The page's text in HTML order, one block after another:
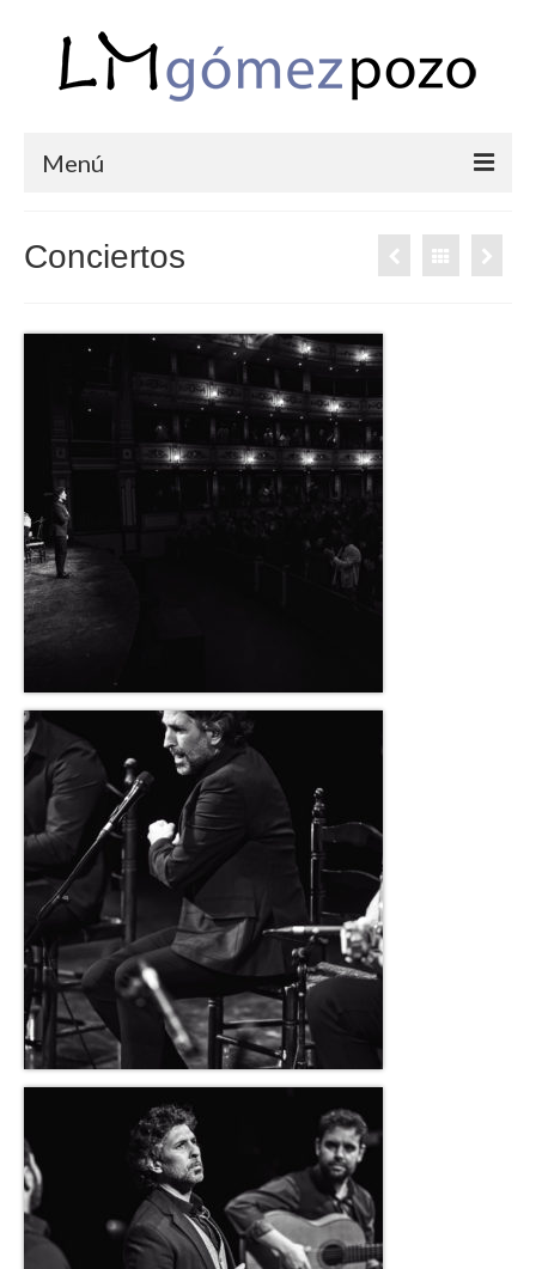
Menú
COMUNIONES
CORPORATIVAS
SEMANA SANTA
BLOG
SOBRE LM
CONTACTO
Conciertos